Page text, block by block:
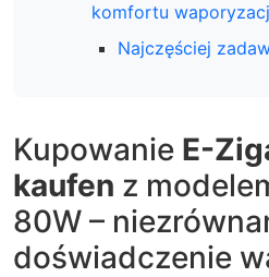
komfortu
Najczęściej
Kupowanie E-
kaufen z
80W –
doświadczenie